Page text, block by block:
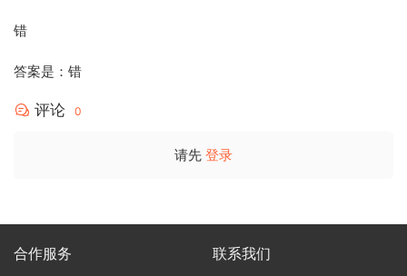
错
答案是：错
评论 0
请先 登录
合作服务 联系我们